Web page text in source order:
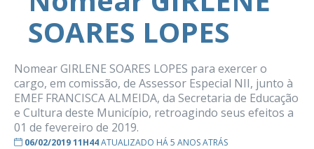
SOARES LOPES
Nomear GIRLENE SOARES LOPES para exercer o
cargo, em comissão, de Assessor Especial NII, junto à
EMEF FRANCISCA ALMEIDA, da Secretaria de Educação
e Cultura deste Município, retroagindo seus efeitos a
01 de fevereiro de 2019.
06/02/2019 11H44ATUALIZADO HÁ 5 ANOS ATRÁS